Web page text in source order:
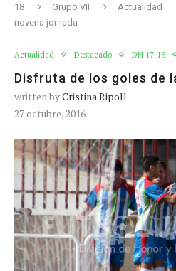
18
Grupo VII Actualidad
novena jornada
Actualidad Destacado DH 17-18
Disfruta de los goles de
written byCristina Ripoll
27 octubre, 2016